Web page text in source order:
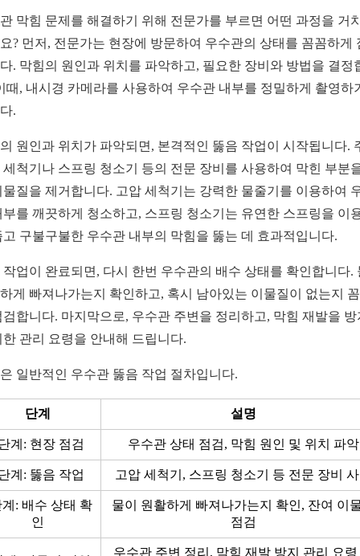
막힘 문제를 해결하기 위해 전문가를 부르면 어떤 과정을 거
? 먼저, 전문가는 현장에 방문하여 우수관의 상태를 꼼꼼하게
. 막힘의 원인과 위치를 파악하고, 필요한 장비와 방법을 결정
때, 내시경 카메라를 사용하여 우수관 내부를 정밀하게 촬영하
.
원인과 위치가 파악되면, 본격적인 뚫음 작업이 시작됩니다.
세척기나 스프링 청소기 등의 전문 장비를 사용하여 막힌 부분
물질을 제거합니다. 고압 세척기는 강력한 물줄기를 이용하여
부를 깨끗하게 청소하고, 스프링 청소기는 유연한 스프링을 이
고 구불구불한 우수관 내부의 막힘을 뚫는 데 효과적입니다.
작업이 완료되면, 다시 한번 우수관의 배수 상태를 확인합니다.
게 빠져나가는지 확인하고, 혹시 남아있는 이물질이 없는지
검합니다. 마지막으로, 우수관 주변을 정리하고, 막힘 재발을 방
한 관리 요령을 안내해 드립니다.
일반적인 우수관 뚫음 작업 절차입니다.
단계 설명
계: 현장 점검 우수관 상태 점검, 막힘 원인 및 위치 파악
계: 뚫음 작업 고압 세척기, 스프링 청소기 등 전문 장비
계: 배수 상태 확
인
물이 원활하게 빠져나가는지 확인, 잔여 이
점검
우수관 주변 정리, 막힘 재발 방지 관리 요령